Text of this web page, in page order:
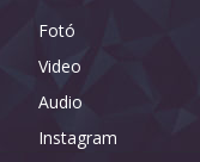
Fotó
Video
Audio
Instagram